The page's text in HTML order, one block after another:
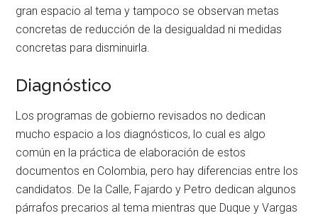
gran espacio al tema y tampoco se observan metas
concretas de reducción de la desigualdad ni medidas
concretas para disminuirla.
Diagnóstico
Los programas de gobierno revisados no dedican
mucho espacio a los diagnósticos, lo cual es algo
común en la práctica de elaboración de estos
documentos en Colombia, pero hay diferencias entre los
candidatos. De la Calle, Fajardo y Petro dedican algunos
párrafos precarios al tema mientras que Duque y Vargas